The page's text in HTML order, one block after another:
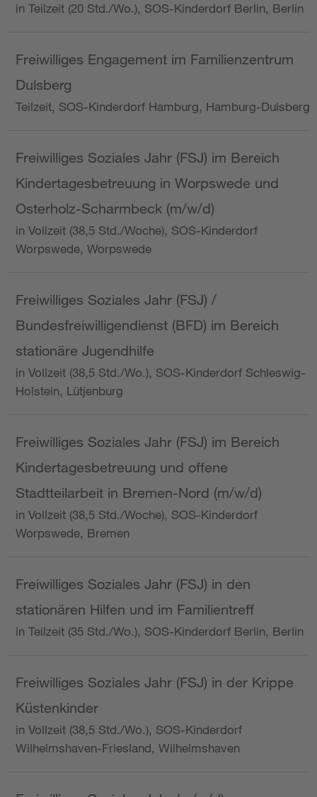
in Teilzeit (20 Std./Wo.), SOS-Kinderdorf Berlin, Berlin
Freiwilliges Engagement im Familienzentrum
Dulsberg
Teilzeit, SOS-Kinderdorf Hamburg, Hamburg-Dulsberg
Freiwilliges Soziales Jahr (FSJ) im Bereich
Kindertagesbetreuung in Worpswede und
Osterholz-Scharmbeck (m/w/d)
in Vollzeit (38,5 Std./Woche), SOS-Kinderdorf
Worpswede, Worpswede
Freiwilliges Soziales Jahr (FSJ) /
Bundesfreiwilligendienst (BFD) im Bereich
stationäre Jugendhilfe
in Vollzeit (38,5 Std./Wo.), SOS-Kinderdorf Schleswig-
Holstein, Lütjenburg
Freiwilliges Soziales Jahr (FSJ) im Bereich
Kindertagesbetreuung und offene
Stadtteilarbeit in Bremen-Nord (m/w/d)
in Vollzeit (38,5 Std./Woche), SOS-Kinderdorf
Worpswede, Bremen
Freiwilliges Soziales Jahr (FSJ) in den
stationären Hilfen und im Familientreff
in Teilzeit (35 Std./Wo.), SOS-Kinderdorf Berlin, Berlin
Freiwilliges Soziales Jahr (FSJ) in der Krippe
Küstenkinder
in Vollzeit (38,5 Std./Wo.), SOS-Kinderdorf
Wilhelmshaven-Friesland, Wilhelmshaven